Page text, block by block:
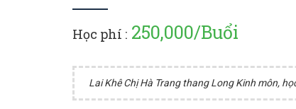
Học phí : 250,000/Buổi
Lai Khê Chị Hà Trang thang Long Kinh môn,